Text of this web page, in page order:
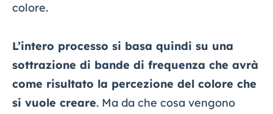
colore.
L’intero processo si basa quindi su una
sottrazione di bande di frequenza che avrà
come risultato la percezione del colore che
si vuole creare. Ma da che cosa vengono